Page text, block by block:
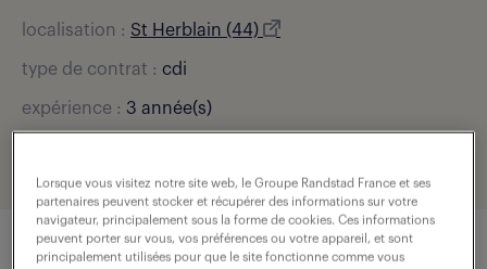
localisation : St Herblain (44)
type de contrat : cdi
expérience : 3 année(s)
Lorsque vous visitez notre site web, le Groupe Randstad France et ses
partenaires peuvent stocker et récupérer des informations sur votre
navigateur, principalement sous la forme de cookies. Ces informations
peuvent porter sur vous, vos préférences ou votre appareil, et sont
principalement utilisées pour que le site fonctionne comme vous